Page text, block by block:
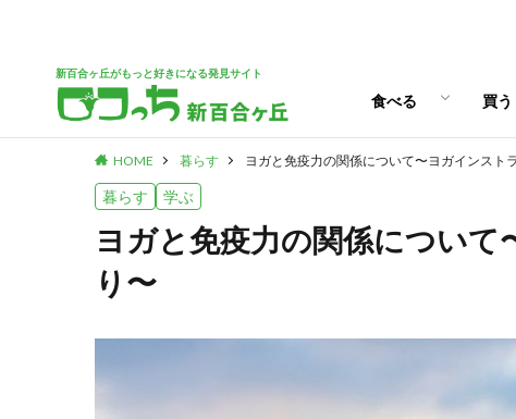
新百合ヶ丘がもっと好きになる発見サイト
食べる
ランチ
スイーツ
買う
HOME 暮らす ヨガと免疫力の関係について〜ヨガインスト
暮らす 学ぶ
ヨガと免疫力の関係につい
り〜